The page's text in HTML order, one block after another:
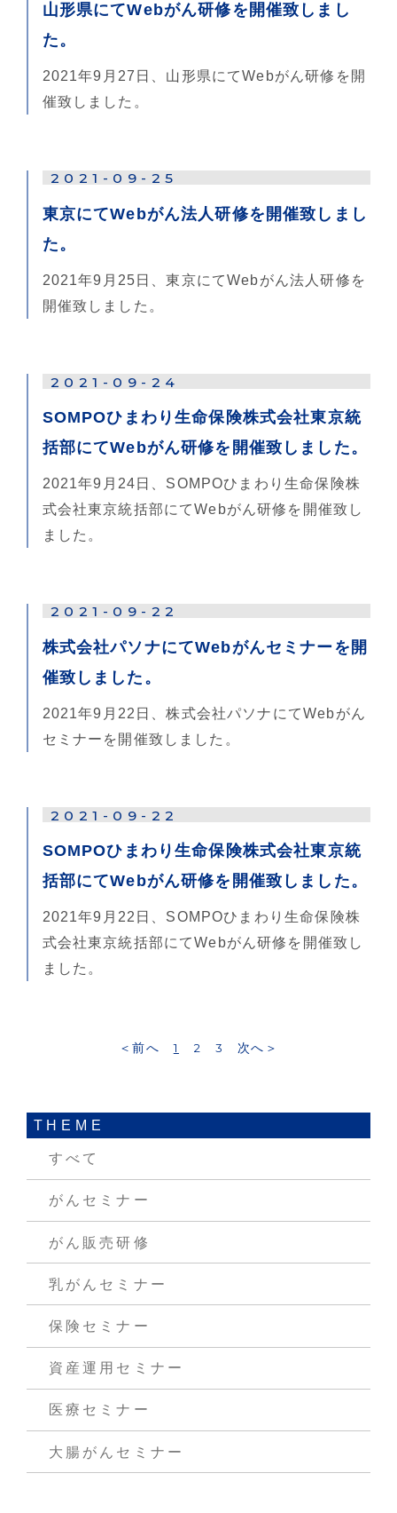
山形県にてWebがん研修を開催致しまし
た。
2021年9月27日、山形県にてWebがん研修を開
催致しました。
2021-09-25
東京にてWebがん法人研修を開催致しまし
た。
2021年9月25日、東京にてWebがん法人研修を
開催致しました。
2021-09-24
SOMPOひまわり生命保険株式会社東京統
括部にてWebがん研修を開催致しました。
2021年9月24日、SOMPOひまわり生命保険株
式会社東京統括部にてWebがん研修を開催致し
ました。
2021-09-22
株式会社パソナにてWebがんセミナーを開
催致しました。
2021年9月22日、株式会社パソナにてWebがん
セミナーを開催致しました。
2021-09-22
SOMPOひまわり生命保険株式会社東京統
括部にてWebがん研修を開催致しました。
2021年9月22日、SOMPOひまわり生命保険株
式会社東京統括部にてWebがん研修を開催致し
ました。
＜前へ 1 2 3 次へ＞
THEME
すべて
がんセミナー
がん販売研修
乳がんセミナー
保険セミナー
資産運用セミナー
医療セミナー
大腸がんセミナー